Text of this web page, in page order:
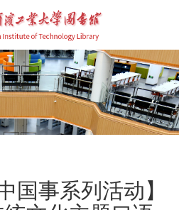
国事系列活动】